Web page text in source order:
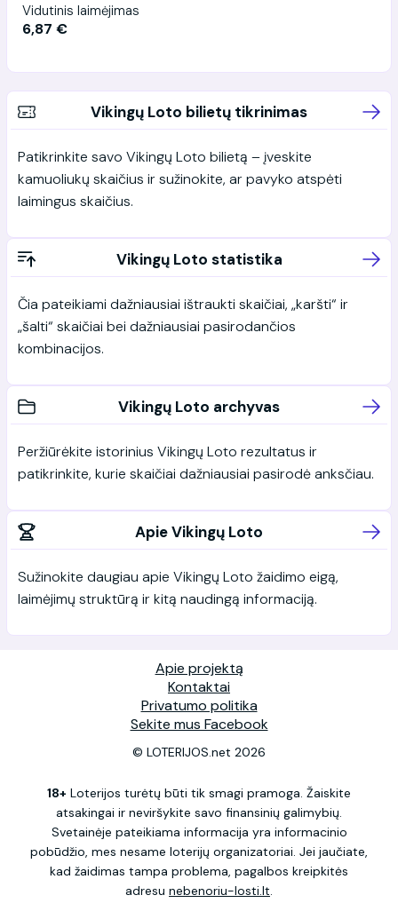
Vidutinis laimėjimas
6,87 €
Vikingų Loto bilietų tikrinimas
Patikrinkite savo Vikingų Loto bilietą – įveskite
kamuoliukų skaičius ir sužinokite, ar pavyko atspėti
laimingus skaičius.
Vikingų Loto statistika
Čia pateikiami dažniausiai ištraukti skaičiai, „karšti“ ir
„šalti“ skaičiai bei dažniausiai pasirodančios
kombinacijos.
Vikingų Loto archyvas
Peržiūrėkite istorinius Vikingų Loto rezultatus ir
patikrinkite, kurie skaičiai dažniausiai pasirodė anksčiau.
Apie Vikingų Loto
Sužinokite daugiau apie Vikingų Loto žaidimo eigą,
laimėjimų struktūrą ir kitą naudingą informaciją.
Apie projektą
Kontaktai
Privatumo politika
Sekite mus Facebook
© LOTERIJOS.net 2026
18+ Loterijos turėtų būti tik smagi pramoga. Žaiskite
atsakingai ir neviršykite savo finansinių galimybių.
Svetainėje pateikiama informacija yra informacinio
pobūdžio, mes nesame loterijų organizatoriai. Jei jaučiate,
kad žaidimas tampa problema, pagalbos kreipkitės
adresu nebenoriu-losti.lt